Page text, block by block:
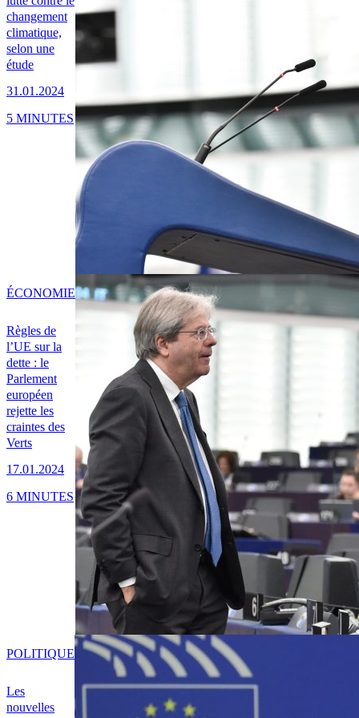
changement
climatique,
selon une
étude
31.01.2024
5 MINUTES
Règles de
l’UE sur la
dette : le
Parlement
européen
rejette les
craintes des
Verts
17.01.2024
ÉCONOMIE
6 MINUTES
Les
nouvelles
POLITIQUE